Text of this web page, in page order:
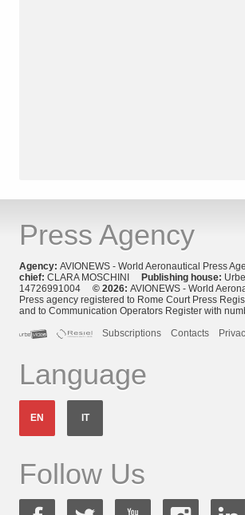
Press Agency
Agency: AVIONEWS - World Aeronautical Press
chief: CLARA MOSCHINI Publishing house:
14726991004 © 2026: AVIONEWS - World
Press agency registered to Rome Court Press
and to Communication Operators Register with
Subscriptions
Contacts
Language
EN IT
Follow Us